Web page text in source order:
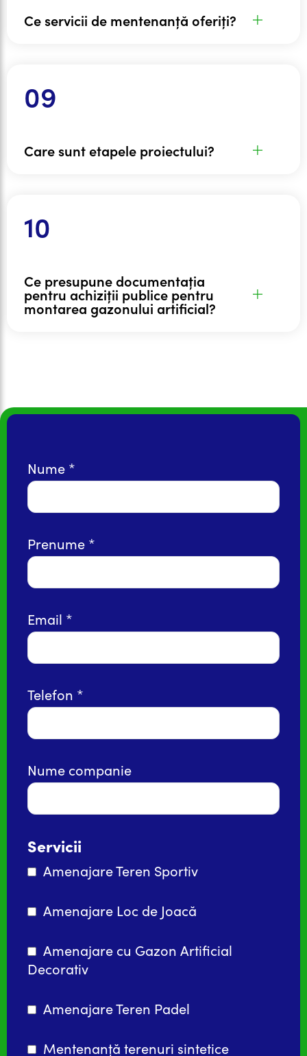
Ce servicii de mentenanță oferiți?
Care sunt etapele proiectului?
Ce presupune documentația
pentru achiziții publice pentru
montarea gazonului artificial?
Nume
Prenume
Email
Telefon
Nume companie
Servicii
Amenajare Teren Sportiv
Amenajare Loc de Joacă
Amenajare cu Gazon Artificial
Decorativ
Amenajare Teren Padel
Mentenanță terenuri sintetice